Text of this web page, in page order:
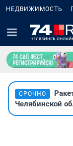
НЕДВИЖИМОСТЬ
СРОЧНО
Челябинской